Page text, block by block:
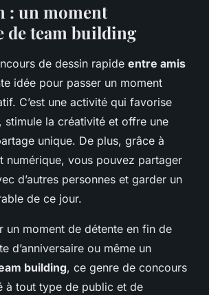
: un moment
de team building
de dessin rapide entre amis
idée pour passer un moment
C’est une activité qui favorise
stimule la créativité et offre une
unique. De plus, grâce à
numérique, vous pouvez partager
d’autres personnes et garder un
de ce jour.
un moment de détente en fin de
d’anniversaire ou même un
building, ce genre de concours
à tout type de public et de